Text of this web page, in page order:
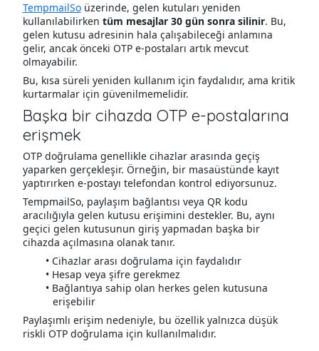
TempmailSoüzerinde, gelen kutuları yeniden
kullanılabilirken tüm mesajlar 30 gün sonra silinir. Bu,
gelen kutusu adresinin hala çalışabileceği anlamına
gelir, ancak önceki OTP e-postaları artık mevcut
olmayabilir.
Bu, kısa süreli yeniden kullanım için faydalıdır, ama kritik
kurtarmalar için güvenilmemelidir.
Başka bir cihazda OTP e-postalarına
erişmek
OTP doğrulama genellikle cihazlar arasında geçiş
yaparken gerçekleşir. Örneğin, bir masaüstünde kayıt
yaptırırken e-postayı telefondan kontrol ediyorsunuz.
TempmailSo, paylaşım bağlantısı veya QR kodu
aracılığıyla gelen kutusu erişimini destekler. Bu, aynı
geçici gelen kutusunun giriş yapmadan başka bir
cihazda açılmasına olanak tanır.
Cihazlar arası doğrulama için faydalıdır
Hesap veya şifre gerekmez
Bağlantıya sahip olan herkes gelen kutusuna
erişebilir
Paylaşımlı erişim nedeniyle, bu özellik yalnızca düşük
riskli OTP doğrulama için kullanılmalıdır.